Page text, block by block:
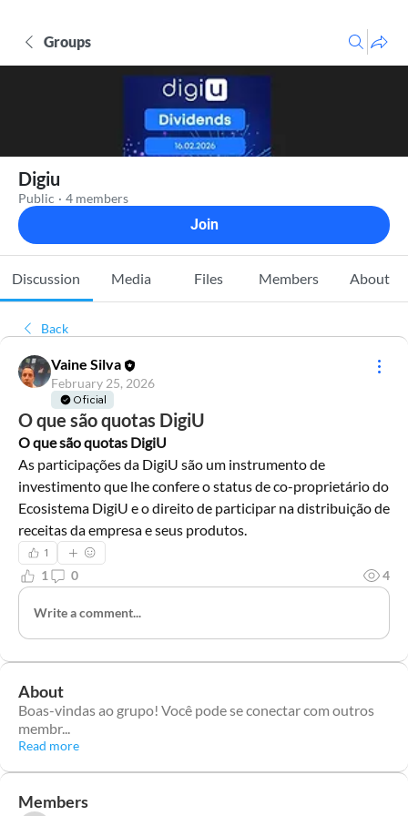
Groups
Digiu
Public · 4 members
Join
Discussion Media Files Members About
Back
Vaine Silva
February 25, 2026
Oficial
O que são quotas DigiU
O que são quotas DigiU
As participações da DigiU são um instrumento de
investimento que lhe confere o status de co-proprietário do
Ecosistema DigiU e o direito de participar na distribuição de
receitas da empresa e seus produtos.
1
1 0 4
Write a comment...
About
Boas-vindas ao grupo! Você pode se conectar com outros
membr...
Read more
Members